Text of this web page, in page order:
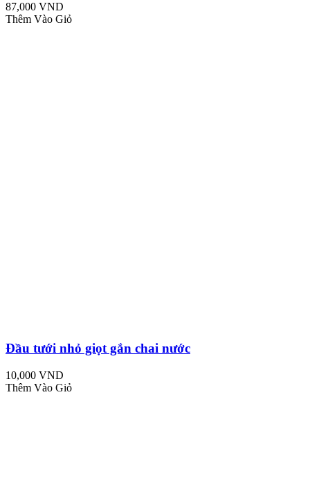
87,000 VND
Thêm Vào Giỏ
Đầu tưới nhỏ giọt gắn chai nước
10,000 VND
Thêm Vào Giỏ